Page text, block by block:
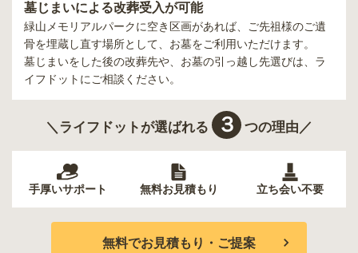
墓じまいによる改葬受入が可能
緑山メモリアルパークに空き区画があれば、ご先祖様のご遺
骨を埋蔵し直す場所として、お墓をご利用いただけます。
墓じまいをした後の改葬先や、お墓の引っ越し先選びは、ラ
イフドットにご相談ください。
＼ライフドットが選ばれる ３ つの理由／
手厚いサポート 無料お見積もり 立ち会い不要
無料でお見積もり・ご提案